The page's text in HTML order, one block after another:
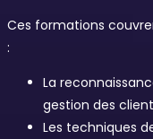
Ces formations
:
La
gestion des
Les techniques